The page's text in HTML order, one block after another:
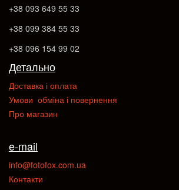
+38 093 649 55 33
+38 099 384 55 33
+38 096 154 99 02
Детально
Доставка і оплата
Умови обміна і повернення
Про магазин
e-mail
info@fotofox.com.ua
Контакти